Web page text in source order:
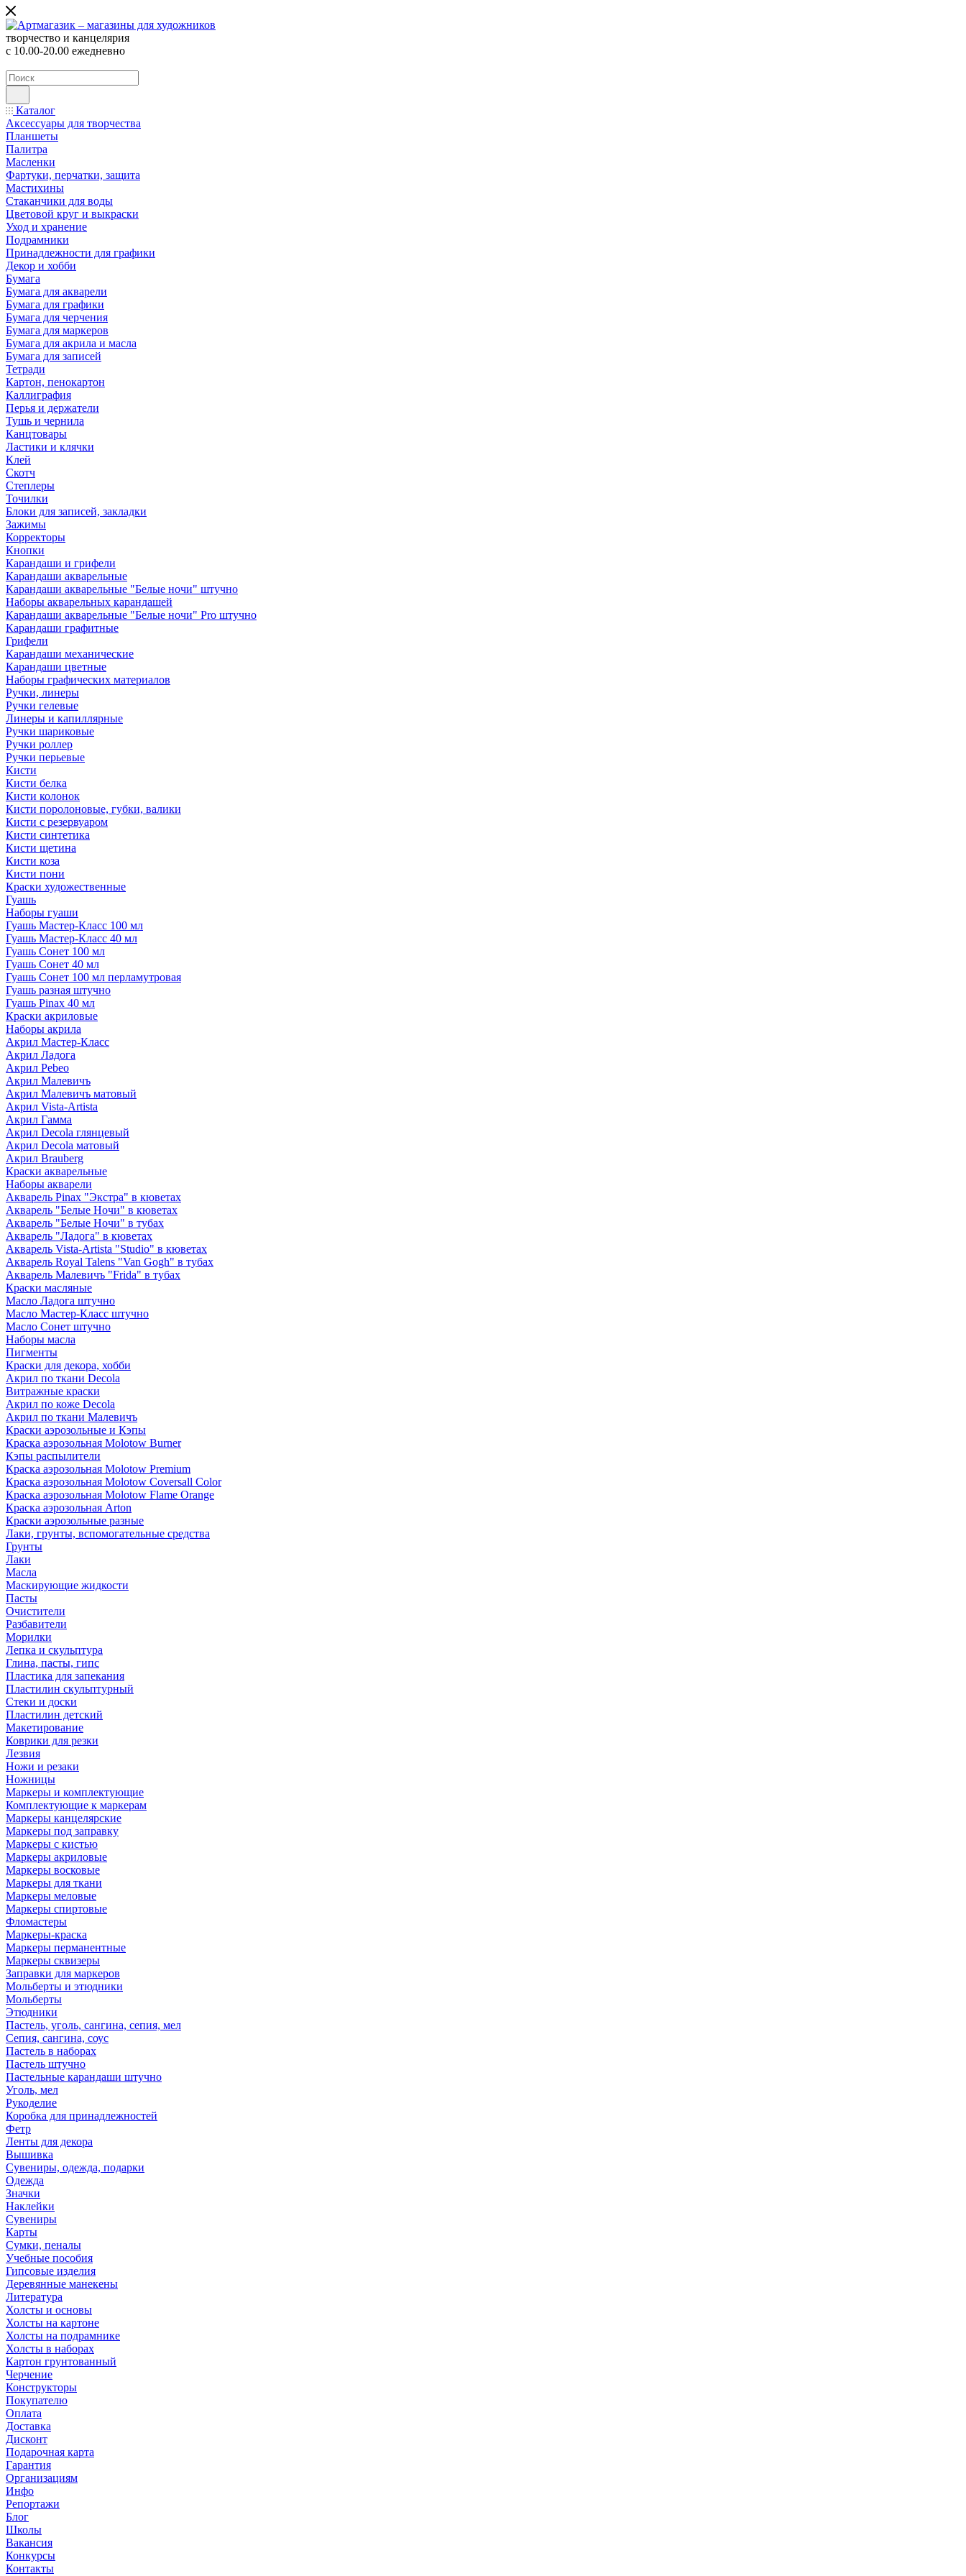
творчество и канцелярия
с 10.00-20.00 ежедневно
Каталог
Аксессуары для творчества
Планшеты
Палитра
Масленки
Фартуки, перчатки, защита
Мастихины
Стаканчики для воды
Цветовой круг и выкраски
Уход и хранение
Подрамники
Принадлежности для графики
Декор и хобби
Бумага
Бумага для акварели
Бумага для графики
Бумага для черчения
Бумага для маркеров
Бумага для акрила и масла
Бумага для записей
Тетради
Картон, пенокартон
Каллиграфия
Перья и держатели
Тушь и чернила
Канцтовары
Ластики и клячки
Клей
Скотч
Степлеры
Точилки
Блоки для записей, закладки
Зажимы
Корректоры
Кнопки
Карандаши и грифели
Карандаши акварельные
Карандаши акварельные "Белые ночи" штучно
Наборы акварельных карандашей
Карандаши акварельные "Белые ночи" Pro штучно
Карандаши графитные
Грифели
Карандаши механические
Карандаши цветные
Наборы графических материалов
Ручки, линеры
Ручки гелевые
Линеры и капиллярные
Ручки шариковые
Ручки роллер
Ручки перьевые
Кисти
Кисти белка
Кисти колонок
Кисти поролоновые, губки, валики
Кисти с резервуаром
Кисти синтетика
Кисти щетина
Кисти коза
Кисти пони
Краски художественные
Гуашь
Наборы гуаши
Гуашь Мастер-Класс 100 мл
Гуашь Мастер-Класс 40 мл
Гуашь Сонет 100 мл
Гуашь Сонет 40 мл
Гуашь Сонет 100 мл перламутровая
Гуашь разная штучно
Гуашь Pinax 40 мл
Краски акриловые
Наборы акрила
Акрил Мастер-Класс
Акрил Ладога
Акрил Pebeo
Акрил Малевичъ
Акрил Малевичъ матовый
Акрил Vista-Artista
Акрил Гамма
Акрил Decola глянцевый
Акрил Decola матовый
Акрил Brauberg
Краски акварельные
Наборы акварели
Акварель Pinax "Экстра" в кюветах
Акварель "Белые Ночи" в кюветах
Акварель "Белые Ночи" в тубах
Акварель "Ладога" в кюветах
Акварель Vista-Artista "Studio" в кюветах
Акварель Royal Talens "Van Gogh" в тубах
Акварель Малевичъ "Frida" в тубах
Краски масляные
Масло Ладога штучно
Масло Мастер-Класс штучно
Масло Сонет штучно
Наборы масла
Пигменты
Краски для декора, хобби
Акрил по ткани Decola
Витражные краски
Акрил по коже Decola
Акрил по ткани Малевичъ
Краски аэрозольные и Кэпы
Краска аэрозольная Molotow Burner
Кэпы распылители
Краска аэрозольная Molotow Premium
Краска аэрозольная Molotow Coversall Color
Краска аэрозольная Molotow Flame Orange
Краска аэрозольная Arton
Краски аэрозольные разные
Лаки, грунты, вспомогательные средства
Грунты
Лаки
Масла
Маскирующие жидкости
Пасты
Очистители
Разбавители
Морилки
Лепка и скульптура
Глина, пасты, гипс
Пластика для запекания
Пластилин скульптурный
Стеки и доски
Пластилин детский
Макетирование
Коврики для резки
Лезвия
Ножи и резаки
Ножницы
Маркеры и комплектующие
Комплектующие к маркерам
Маркеры канцелярские
Маркеры под заправку
Маркеры с кистью
Маркеры акриловые
Маркеры восковые
Маркеры для ткани
Маркеры меловые
Маркеры спиртовые
Фломастеры
Маркеры-краска
Маркеры перманентные
Маркеры сквизеры
Заправки для маркеров
Мольберты и этюдники
Мольберты
Этюдники
Пастель, уголь, сангина, сепия, мел
Сепия, сангина, соус
Пастель в наборах
Пастель штучно
Пастельные карандаши штучно
Уголь, мел
Рукоделие
Коробка для принадлежностей
Фетр
Ленты для декора
Вышивка
Сувениры, одежда, подарки
Одежда
Значки
Наклейки
Сувениры
Карты
Сумки, пеналы
Учебные пособия
Гипсовые изделия
Деревянные манекены
Литература
Холсты и основы
Холсты на картоне
Холсты на подрамнике
Холсты в наборах
Картон грунтованный
Черчение
Конструкторы
Покупателю
Оплата
Доставка
Дисконт
Подарочная карта
Гарантия
Организациям
Инфо
Репортажи
Блог
Школы
Вакансия
Конкурсы
Контакты